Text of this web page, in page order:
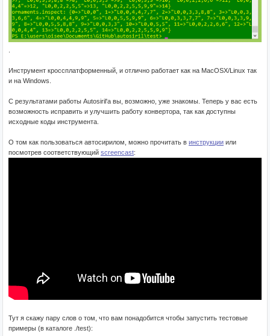
Инструмент кроссплатформенный, и отлично работает как на MacOSX/Linux так
и на Windows.
С результатами работы Autosiril'а вы, возможно, уже знакомы. Теперь у вас есть
возможность исправить и улучшить работу конвертора, так как доступны
исходные коды инструмента.
О том как пользоваться автосирилом, можно прочитать в инструкции или
посмотрев соответствующий screencast:
Тут я скажу пару слов о том, что вам понадобится чтобы запустить тестовые
примеры (в каталоге ./test):